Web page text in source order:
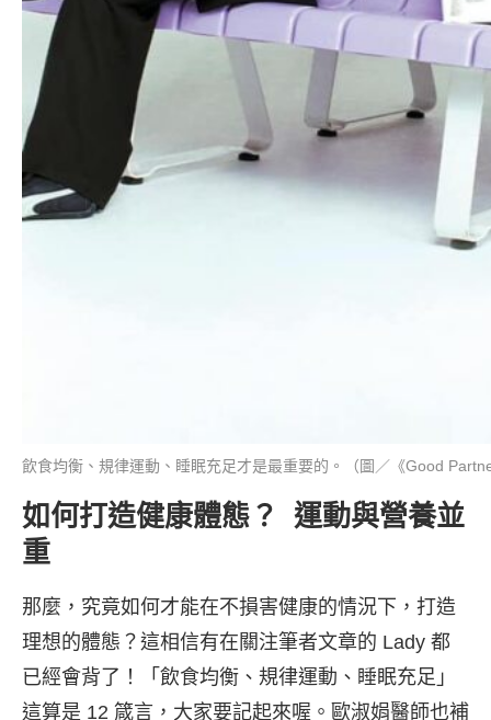
飲食均衡、規律運動、睡眠充足才是最重要的。（圖／《Good
如何打造健康體態？ 運動與營養並
重
那麼，究竟如何才能在不損害健康的情況下，打造
理想的體態？這相信有在關注筆者文章的 Lady 都
已經會背了！「飲食均衡、規律運動、睡眠充足」
這算是 12 箴言，大家要記起來喔。歐淑娟醫師也補